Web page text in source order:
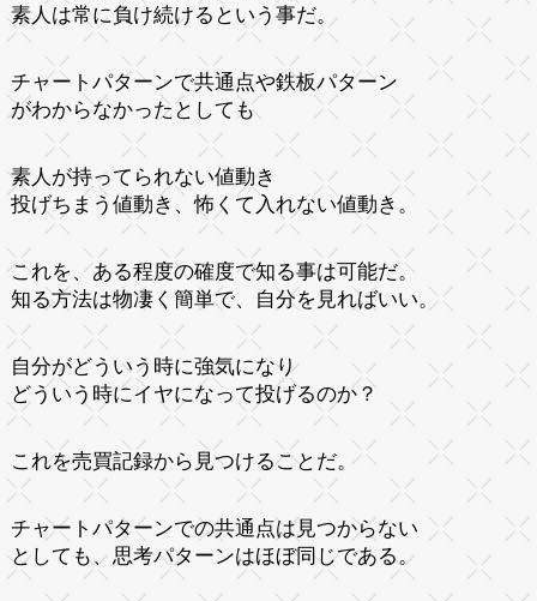
素人は常に負け続けるという事だ。
チャートパターンで共通点や鉄板パターン
がわからなかったとしても
素人が持ってられない値動き
投げちまう値動き、怖くて入れない値動き。
これを、ある程度の確度で知る事は可能だ。
知る方法は物凄く簡単で、自分を見ればいい。
自分がどういう時に強気になり
どういう時にイヤになって投げるのか？
これを売買記録から見つけることだ。
チャートパターンでの共通点は見つからない
としても、思考パターンはほぼ同じである。